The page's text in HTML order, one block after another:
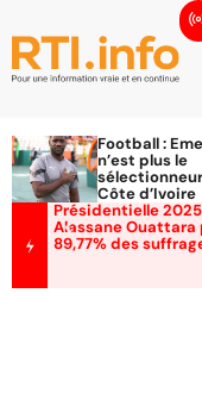
Football :
n’est plus le
Côte d’Ivoire
Présidentielle
Alassane
89,77% des